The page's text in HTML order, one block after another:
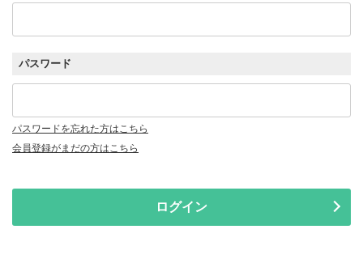
パスワード
パスワードを忘れた方はこちら
会員登録がまだの方はこちら
ログイン